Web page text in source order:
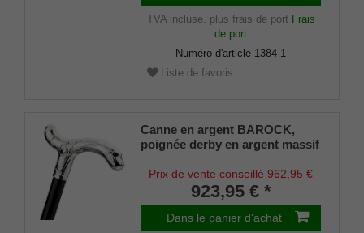
TVA incluse. plus frais de port Frais
de port
Numéro d'article 1384-1
Liste de favoris
Canne en argent BAROCK,
poignée derby en argent massif
finement ciselée, canne en bois
d'ébène noble, travail de
manufacture
Prix de vente conseillé 962,95 €
923,95 € *
Dans le panier d'achat